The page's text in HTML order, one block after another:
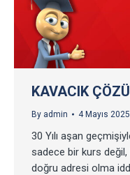
KAVACIK
By admin 4 Mayıs 2025
30 Yılı aşan
sadece bir kurs değil,
doğru adresi olma